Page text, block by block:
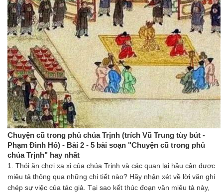
Chuyện cũ trong phủ chúa Trịnh (trích Vũ Trung tùy bút -
Phạm Đình Hổ) - Bài 2 - 5 bài soạn "Chuyện cũ trong phủ
chúa Trịnh" hay nhất
1. Thói ăn chơi xa xỉ của chúa Trịnh và các quan lại hầu cận được
miêu tả thông qua những chi tiết nào? Hãy nhận xét về lời văn ghi
chép sự việc của tác giả. Tại sao kết thúc đoạn văn miêu tả này,